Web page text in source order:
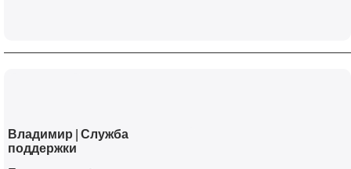
Владимир | Служба
поддержки